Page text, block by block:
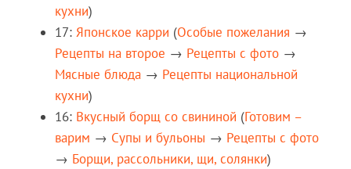
кухни)
17: Японское карри (Особые пожелания →
Рецепты на второе → Рецепты c фото →
Мясные блюда → Рецепты национальной
кухни)
16: Вкусный борщ со свининой (Готовим –
варим → Супы и бульоны → Рецепты c фото
→ Борщи, рассольники, щи, солянки)